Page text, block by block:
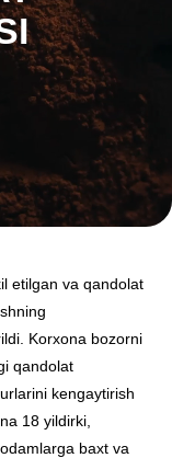
etilgan va qandolat
Korxona bozorni
qandolat
kengaytirish
18 yildirki,
baxt va